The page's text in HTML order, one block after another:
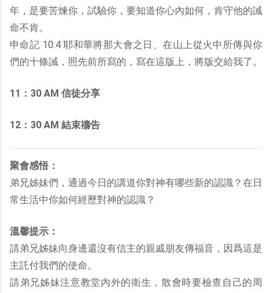
年，是要苦煉你，試驗你，要知道你心內如何，肯守他的誡
命不肯。
申命記 10:4 耶和華將那大會之日、在山上從火中所傳與你
們的十條誡，照先前所寫的，寫在這版上，將版交給我了。
11：30 AM 信徒分享
12：30 AM 結束禱告
聚會感悟：
弟兄姊妹們，通過今日的講道你對神有哪些新的認識？在日
常生活中你如何經歷對神的認識？
溫馨提示：
請弟兄姊妹向身邊還沒有信主的親戚朋友傳福音，因爲這是
主託付我們的使命。
請弟兄姊妹注意教堂內外的衛生，散會時要檢查自己的周